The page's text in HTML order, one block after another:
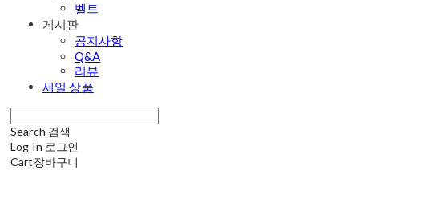
벨트
게시판
공지사항
Q&A
리뷰
세일 상품
Search 검색
Log In 로그인
Cart장바구니